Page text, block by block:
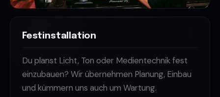
Festinstallation
Du planst Licht, Ton oder Medientechnik fest
einzubauen? Wir übernehmen Planung, Einbau
und kümmern uns auch um Wartung.